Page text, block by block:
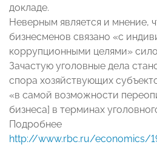
докладе.
Неверным является и мнение,
бизнесменов связано «с
коррупционными целями»
Зачастую уголовные дела
спора хозяйствующих
«в самой возможности
бизнеса] в терминах
Подробнее
http://www.rbc.ru/economics/